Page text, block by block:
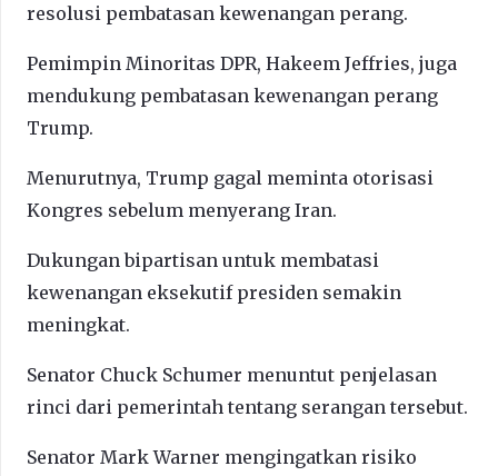
resolusi pembatasan kewenangan perang.
Pemimpin Minoritas DPR, Hakeem Jeffries, juga
mendukung pembatasan kewenangan perang
Trump.
Menurutnya, Trump gagal meminta otorisasi
Kongres sebelum menyerang Iran.
Dukungan bipartisan untuk membatasi
kewenangan eksekutif presiden semakin
meningkat.
Senator Chuck Schumer menuntut penjelasan
rinci dari pemerintah tentang serangan tersebut.
Senator Mark Warner mengingatkan risiko